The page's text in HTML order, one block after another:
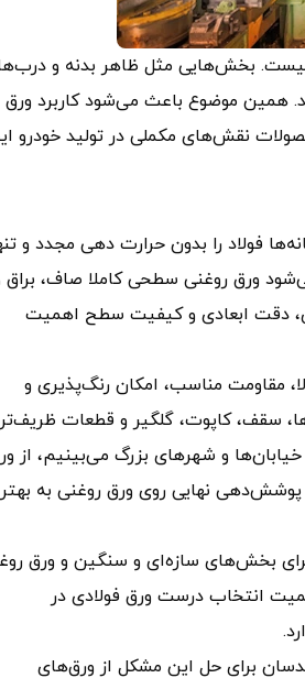
نیست. بخش‌هایی مثل ظاهر بدنه و
همین موضوع باعث می‌شود کاربرد ورق
نقش‌های مکملی در تولید خودرو
فولاد را بدون حرارت‌ دهی مجدد و
ورق روغنی سطحی کاملا صاف، براق
دقت ابعادی و کیفیت سطح اهمیت
مقاومت مناسب، امکان رنگ‌پذیری و
سقف، کاپوت، گلگیر و قطعات ظریف‌تر
و شهرهای بزرگ می‌بینیم، از
نهایی روی ورق روغنی به
بخش‌های سازه‌ای و سنگین و ورق
انتخاب درست ورق فولادی در
برای حل این مشکل از ورق‌های